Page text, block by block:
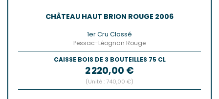
CHÂTEAU HAUT BRION ROUGE 2006
1er Cru Classé
Pessac-Léognan Rouge
CAISSE BOIS DE 3 BOUTEILLES 75 CL
Prix
2 220,00 €
(Unité : 740,00 €)